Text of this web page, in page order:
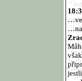
…na